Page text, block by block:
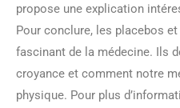
propose une explication
Pour conclure, les placebos
fascinant de la médecine. Ils
croyance et comment notre
physique. Pour plus